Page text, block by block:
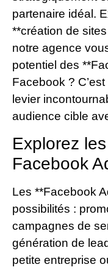
partenaire idéal.
**création de
notre agence
potentiel des
Facebook ?
levier
audience cible
Explorez
Facebook
Les **Facebook
possibilités :
campagnes de
génération de
petite entreprise